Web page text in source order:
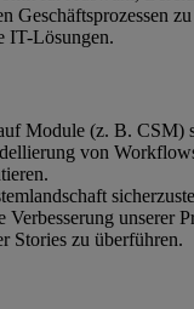
IT-Lösungen.
Module (z. B.
von
unserer
Stories zu überführen.